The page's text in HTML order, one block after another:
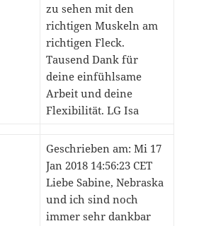
zu sehen mit den
richtigen Muskeln am
richtigen Fleck.
Tausend Dank für
deine einfühlsame
Arbeit und deine
Flexibilität. LG Isa
Geschrieben am: Mi 17
Jan 2018 14:56:23 CET
Liebe Sabine, Nebraska
und ich sind noch
immer sehr dankbar